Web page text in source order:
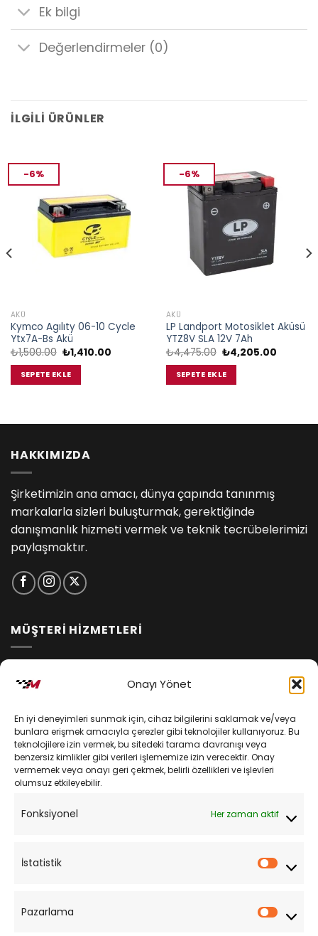
Onayı Yönet
En iyi deneyimleri sunmak için, cihaz bilgilerini saklamak ve/veya
bunlara erişmek amacıyla çerezler gibi teknolojiler kullanıyoruz. Bu
teknolojilere izin vermek, bu sitedeki tarama davranışı veya
benzersiz kimlikler gibi verileri işlememize izin verecektir. Onay
vermemek veya onayı geri çekmek, belirli özellikleri ve işlevleri
olumsuz etkileyebilir.
Fonksiyonel Her zaman aktif
İstatistik
Pazarlama
Ek bilgi
Değerlendirmeler (0)
İLGILI ÜRÜNLER
-6%
AKÜ
Kymco Agılıty 06-10 Cycle
Ytx7A-Bs Akü
₺1,500.00 Orijinal
fiyat:
₺1,500.00.
₺1,410.00Şu
SEPETE EKLE
-6%
AKÜ
LP Landport Motosiklet Aküsü
YTZ8V SLA 12V 7Ah
₺4,475.00 Orijinal
fiyat:
₺4,475.00.
₺4,205.00Şu
SEPETE EKLE
HAKKIMIZDA
Şirketimizin ana amacı, dünya çapında tanınmış
markalarla sizleri buluşturmak, gerektiğinde
danışmanlık hizmeti vermek ve teknik tecrübelerimizi
paylaşmaktır.
MÜŞTERİ HİZMETLERİ
Kişisel Verilerin Korunması
Mesafeli Satış Sözleşmesi
Sipariş Takibi